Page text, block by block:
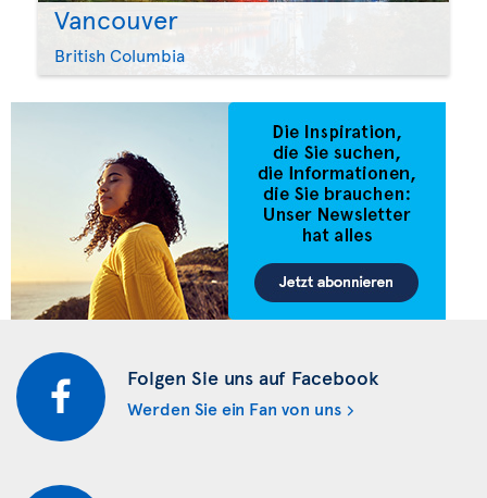
Vancouver
British Columbia
Folgen Sie uns auf Facebook
Werden Sie ein Fan von uns